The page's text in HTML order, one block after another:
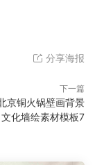
分享海报
下一篇
京铜火锅壁画背景
文化墙绘素材模板7